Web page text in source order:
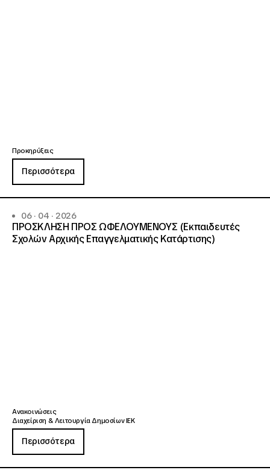
Προκηρύξεις
Περισσότερα
06 · 04 · 2026
ΠΡΟΣΚΛΗΣΗ ΠΡΟΣ ΩΦΕΛΟΥΜΕΝΟΥΣ (Εκπαιδευτές
Σχολών Αρχικής Επαγγελματικής Κατάρτισης)
Ανακοινώσεις
Διαχείριση & Λειτουργία Δημοσίων ΙΕΚ
Περισσότερα